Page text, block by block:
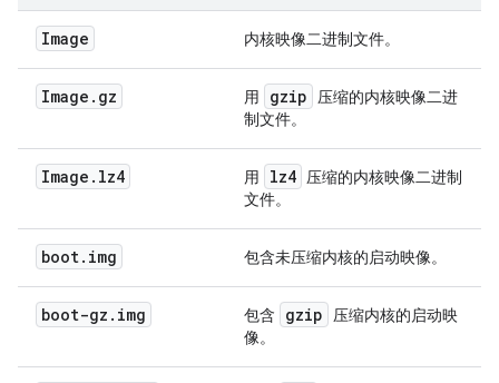
Image 内核映像二进制文件。
Image . gz 用 gzip
压缩的内核映像二进
制文件。
Image . lz4 用 lz4 压缩的内核映像二进制
文件。
boot. img 包含未压缩内核的启动映像。
boot-gz . img 包含 gzip
压缩内核的启动映
像。